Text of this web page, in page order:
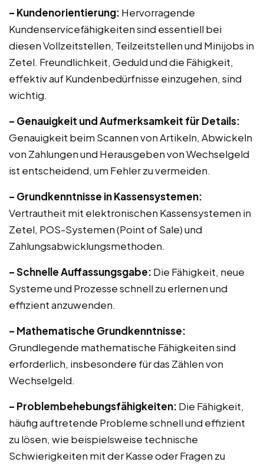
– Kundenorientierung: Hervorragende
Kundenservicefähigkeiten sind essentiell bei
diesen Vollzeitstellen, Teilzeitstellen und Minijobs in
Zetel. Freundlichkeit, Geduld und die Fähigkeit,
effektiv auf Kundenbedürfnisse einzugehen, sind
wichtig.
– Genauigkeit und Aufmerksamkeit für Details:
Genauigkeit beim Scannen von Artikeln, Abwickeln
von Zahlungen und Herausgeben von Wechselgeld
ist entscheidend, um Fehler zu vermeiden.
– Grundkenntnisse in Kassensystemen:
Vertrautheit mit elektronischen Kassensystemen in
Zetel, POS-Systemen (Point of Sale) und
Zahlungsabwicklungsmethoden.
– Schnelle Auffassungsgabe: Die Fähigkeit, neue
Systeme und Prozesse schnell zu erlernen und
effizient anzuwenden.
– Mathematische Grundkenntnisse:
Grundlegende mathematische Fähigkeiten sind
erforderlich, insbesondere für das Zählen von
Wechselgeld.
– Problembehebungsfähigkeiten: Die Fähigkeit,
häufig auftretende Probleme schnell und effizient
zu lösen, wie beispielsweise technische
Schwierigkeiten mit der Kasse oder Fragen zu